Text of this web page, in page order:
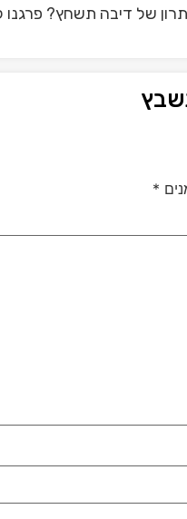
של דיבה תשחץ? פרגנו
*